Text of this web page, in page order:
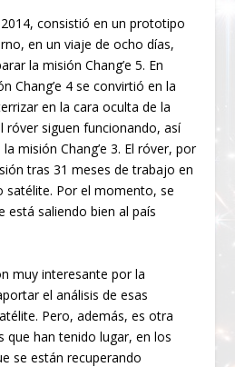
consistió en un prototipo
en un viaje de ocho días,
la misión Chang’e 5. En
Chang’e 4 se convirtió en la
en la cara oculta de la
róver siguen funcionando, así
misión Chang’e 3. El róver, por
tras 31 meses de trabajo en
satélite. Por el momento, se
está saliendo bien al país
muy interesante por la
el análisis de esas
Pero, además, es otra
que han tenido lugar, en los
se están recuperando